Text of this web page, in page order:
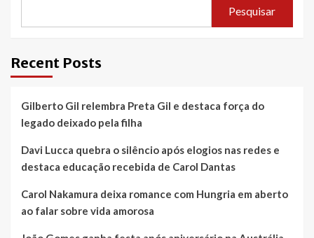
Pesquisar
Recent Posts
Gilberto Gil relembra Preta Gil e destaca força do
legado deixado pela filha
Davi Lucca quebra o silêncio após elogios nas redes e
destaca educação recebida de Carol Dantas
Carol Nakamura deixa romance com Hungria em aberto
ao falar sobre vida amorosa